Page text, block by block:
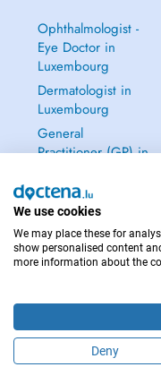
Ophthalmologist -
Eye Doctor in
Luxembourg
Dermatologist in
Luxembourg
General
Practitioner (GP) in
Gynecologist in
Luxembourg
See all →
IN CASE OF
Copyright © 2026 -
We use cookies
We may place these for
show personalised content
more information about the
Deny